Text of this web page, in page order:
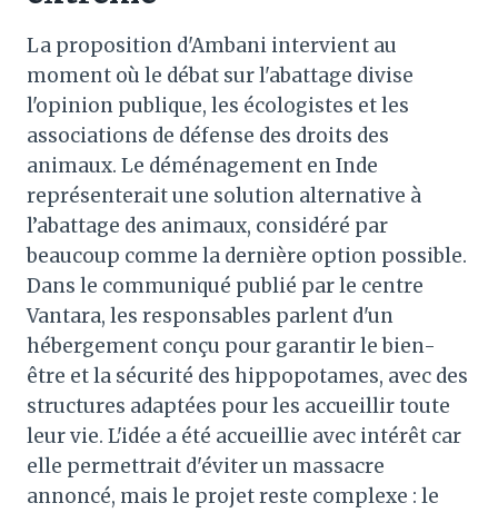
La proposition d'Ambani intervient au
moment où le débat sur l'abattage divise
l'opinion publique, les écologistes et les
associations de défense des droits des
animaux. Le déménagement en Inde
représenterait une solution alternative à
l’abattage des animaux, considéré par
beaucoup comme la dernière option possible.
Dans le communiqué publié par le centre
Vantara, les responsables parlent d'un
hébergement conçu pour garantir le bien-
être et la sécurité des hippopotames, avec des
structures adaptées pour les accueillir toute
leur vie. L'idée a été accueillie avec intérêt car
elle permettrait d'éviter un massacre
annoncé, mais le projet reste complexe : le